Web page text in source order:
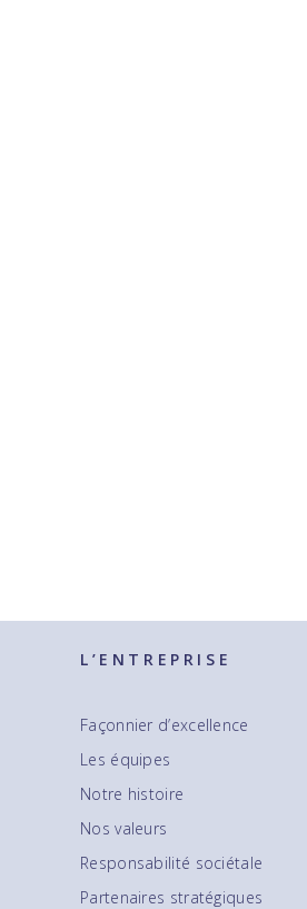
L’ENTREPRISE
Façonnier d’excellence
Les équipes
Notre histoire
Nos valeurs
Responsabilité sociétale
Partenaires stratégiques